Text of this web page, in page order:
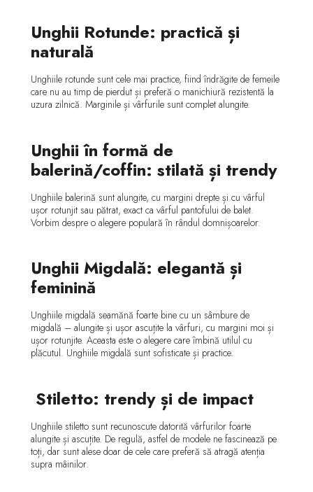
Unghii Rotunde: practică și
naturală
Unghiile rotunde sunt cele mai practice, fiind îndrăgite de femeile
care nu au timp de pierdut și preferă o manichiură rezistentă la
uzura zilnică. Marginile și vârfurile sunt complet alungite.
Unghii în formă de
balerină/coffin: stilată și trendy
Unghiile balerină sunt alungite, cu margini drepte și cu vârful
ușor rotunjit sau pătrat, exact ca vârful pantofului de balet.
Vorbim despre o alegere populară în rândul domnișoarelor.
Unghii Migdală: elegantă și
feminină
Unghiile migdală seamănă foarte bine cu un sâmbure de
migdală – alungite și ușor ascuțite la vârfuri, cu margini moi și
ușor rotunjite. Aceasta este o alegere care îmbină utilul cu
plăcutul. Unghiile migdală sunt sofisticate și practice.
Stiletto: trendy și de impact
Unghiile stiletto sunt recunoscute datorită vârfurilor foarte
alungite și ascuțite. De regulă, astfel de modele ne fascinează pe
toți, dar sunt alese doar de cele care preferă să atragă atenția
supra mâinilor.